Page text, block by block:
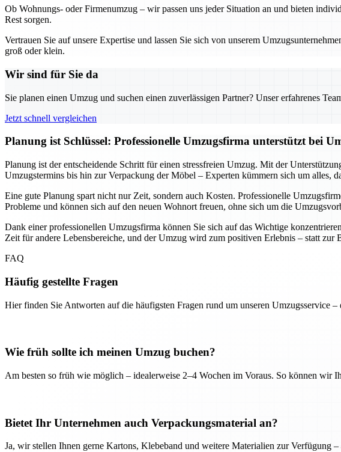
Ob Wohnungs- oder Firmenumzug – wir passen uns jeder Situation an und bieten
Rest sorgen.
Vertrauen Sie auf unsere Expertise und lassen Sie sich von unserem
groß oder klein.
Wir sind für Sie da
Sie planen einen Umzug und suchen einen zuverlässigen Partner? Unser erfahrenes
Jetzt schnell vergleichen
Planung ist Schlüssel: Professionelle Umzugsfirma unterstützt bei
Planung ist der entscheidende Schritt für einen stressfreien Umzug. Mit der
Umzugstermins bis hin zur Verpackung der Möbel – Experten kümmern sich um alles,
Eine gute Planung spart nicht nur Zeit, sondern auch Kosten. Professionelle
Probleme und können sich auf den neuen Wohnort freuen, ohne sich um die
Dank einer professionellen Umzugsfirma können Sie sich auf das Wichtige
Zeit für andere Lebensbereiche, und der Umzug wird zum positiven Erlebnis – statt zur
FAQ
Häufig gestellte Fragen
Hier finden Sie Antworten auf die häufigsten Fragen rund um unseren Umzugsservice –
Wie früh sollte ich meinen Umzug buchen?
Am besten so früh wie möglich – idealerweise 2–4 Wochen im Voraus. So können wir
Bietet Ihr Unternehmen auch Verpackungsmaterial an?
Ja, wir stellen Ihnen gerne Kartons, Klebeband und weitere Materialien zur Verfügung